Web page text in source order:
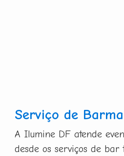
Serviço de
A Ilumine DF atende
desde os serviços de